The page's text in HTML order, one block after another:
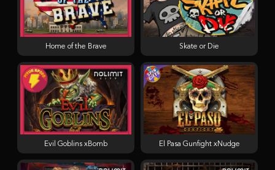
Home of the Brave Skate or Die
El Pasa Gunfight xNudge
Evil Goblins xBomb